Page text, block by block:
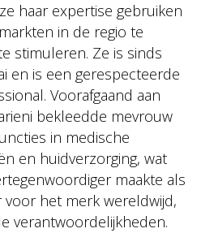
haar expertise gebruiken
in de regio te
stimuleren. Ze is sinds
en is een gerespecteerde
Voorafgaand aan
bekleedde mevrouw
in medische
en huidverzorging, wat
maakte als
voor het merk wereldwijd,
verantwoordelijkheden.